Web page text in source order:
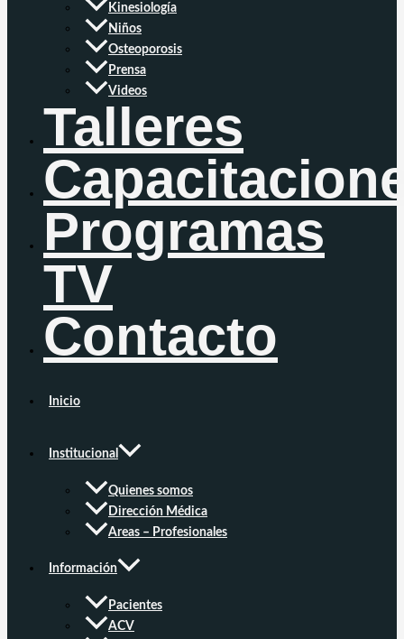
Kinesiología
Niños
Osteoporosis
Prensa
Videos
Talleres
Programas
TV
Contacto
Inicio
Institucional
Quienes somos
Dirección Médica
Areas – Profesionales
Información
Pacientes
ACV